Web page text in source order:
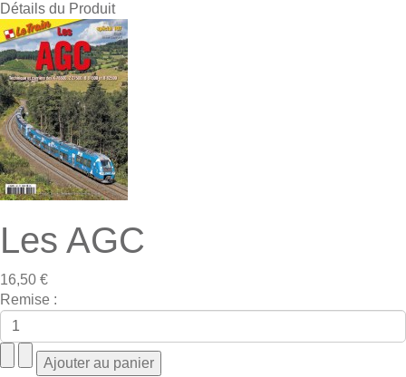
Détails du Produit
Les AGC
16,50 €
Remise :